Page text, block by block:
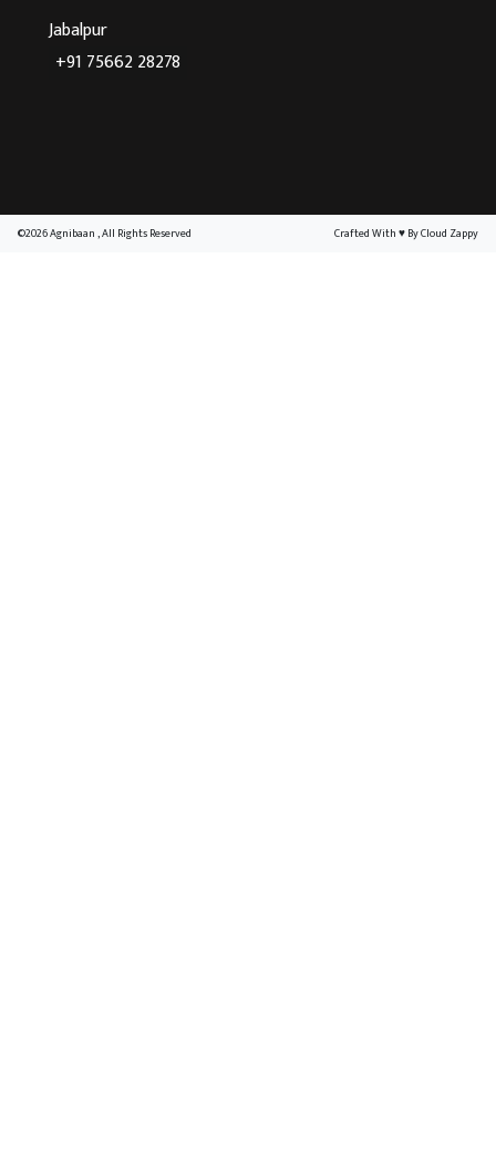
Jabalpur
+91 75662 28278
©2026 Agnibaan , All Rights Reserved Crafted With♥By Cloud Zappy